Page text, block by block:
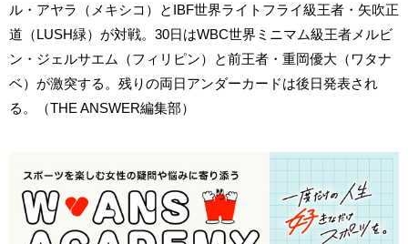
ル・アヤラ（メキシコ）とIBF世界ライトフライ級王者・矢吹正
道（LUSH緑）が対戦。30日はWBC世界ミニマム級王者メルビ
ン・ジェルサエム（フィリピン）と前王者・重岡優大（ワタナ
ベ）が激突する。残りの両日アンダーカードは後日発表され
る。（THE ANSWER編集部）